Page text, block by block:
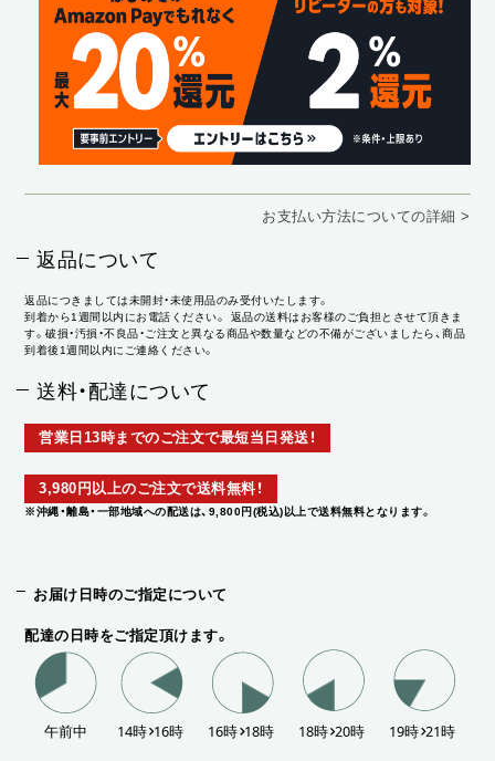
お支払い方法についての詳細 >
返品について
返品につきましては未開封・未使用品のみ受付いたします。
到着から1週間以内にお電話ください。 返品の送料はお客様のご負担とさせて頂きま
す。破損・汚損・不良品・ご注文と異なる商品や数量などの不備がございましたら、商品
到着後1週間以内にご連絡ください。
送料・配達について
営業日13時までのご注文で最短当日発送！
3,980円以上のご注文で送料無料！
※沖縄・離島・一部地域への配送は、9,800円(税込)以上で送料無料となります。
お届け日時のご指定について
配達の日時をご指定頂けます。